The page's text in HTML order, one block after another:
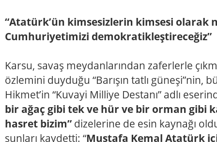
“Atatürk’ün kimsesizlerin kimsesi olarak
Cumhuriyetimizi demokratikleştireceğiz”
Karsu, savaş meydanlarından zaferlerle
özlemini duyduğu “Barışın tatlı güneşi”nin,
Hikmet’in “Kuvayi Milliye Destanı” adlı
bir ağaç gibi tek ve hür ve bir orman gibi
hasret bizim” dizelerine de esin kaynağı
şunları kaydetti: “Mustafa Kemal Atatürk